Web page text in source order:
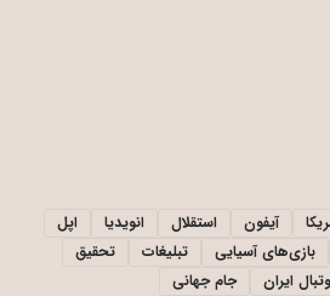
آیفون استقلال انویدیا
اپل
بازی‌های آسیایی تبلیغات
تحقیق
ایران
جام جهانی